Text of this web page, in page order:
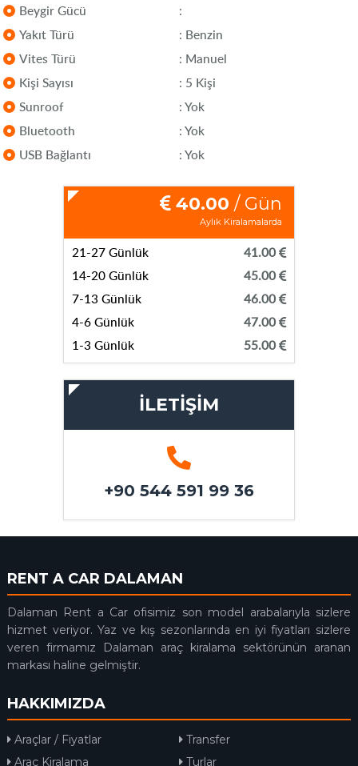
Beygir Gücü
:
Yakıt Türü
: Benzin
Vites Türü
: Manuel
Kişi Sayısı
: 5 Kişi
Sunroof
: Yok
Bluetooth
: Yok
USB Bağlantı
: Yok
40.00 / Gün
Aylık Kiralamalarda
21-27 Günlük
14-20 Günlük
7-13 Günlük
4-6 Günlük
1-3 Günlük
41.00
45.00
46.00
47.00
55.00
İLETİŞİM
+90 544 591 99 36
RENT A CAR DALAMAN
Dalaman Rent a Car ofisimiz son model arabalarıyla sizlere
hizmet veriyor. Yaz ve kış sezonlarında en iyi fiyatları sizlere
veren firmamız Dalaman araç kiralama sektörünün aranan
markası haline gelmiştir.
HAKKIMIZDA
Araçlar / Fiyatlar
Transfer
Araç Kiralama
Turlar